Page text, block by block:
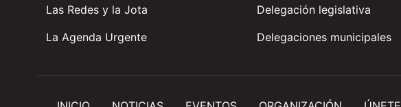
Las Redes y la Jota
La Agenda Urgente
Delegación legislativa
Delegaciones municipales